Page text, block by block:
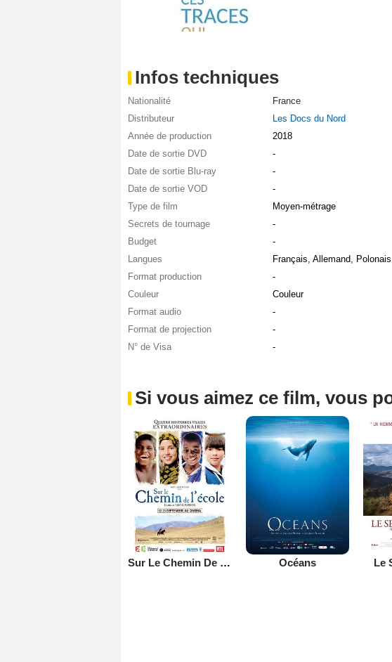
Infos techniques
Nationalité
France
Distributeur
Les Docs du Nord
Année de production
2018
Date de sortie DVD
-
Date de sortie Blu-ray
-
Date de sortie VOD
-
Type de film
Moyen-métrage
Secrets de tournage
-
Budget
-
Langues
Français, Allemand, Polonais
Format production
-
Couleur
Couleur
Format audio
-
Format de projection
-
N° de Visa
-
Si vous aimez ce film, vous
Sur Le Chemin De L'école Océans Le